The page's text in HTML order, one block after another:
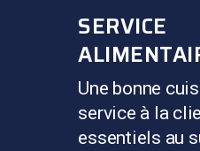
SERVICE
Une bonne
service à la
essentiels au